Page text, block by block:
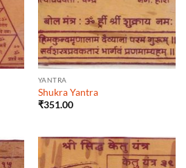
YANTRA
Shukra Yantra
₹351.00